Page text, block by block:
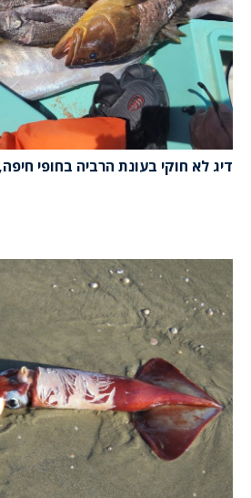
דיג לא חוקי בעונת הרביה בחופי